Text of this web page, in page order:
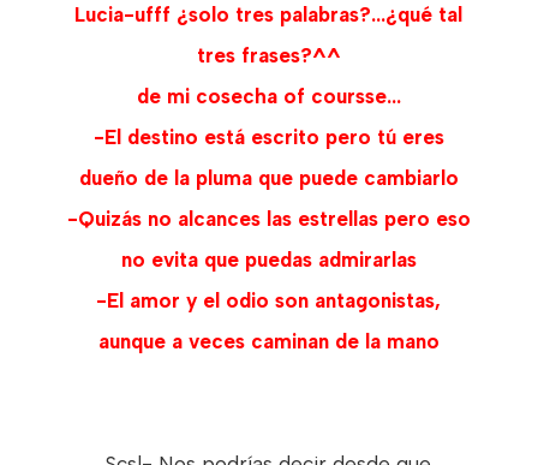
Lucia-ufff ¿solo tres palabras?...¿qué tal
tres frases?^^
de mi cosecha of coursse...
-El destino está escrito pero tú eres
dueño de la pluma que puede cambiarlo
-Quizás no alcances las estrellas pero eso
no evita que puedas admirarlas
-El amor y el odio son antagonistas,
aunque a veces caminan de la mano